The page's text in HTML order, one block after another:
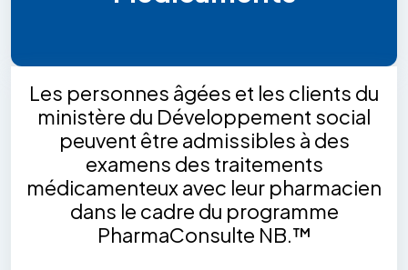
Les personnes âgées et les clients du
ministère du Développement social
peuvent être admissibles à des
examens des traitements
médicamenteux avec leur pharmacien
dans le cadre du programme
PharmaConsulte NB.™